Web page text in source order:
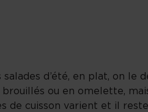
d’été, en plat, on
ou en omelette,
de cuisson varient et il